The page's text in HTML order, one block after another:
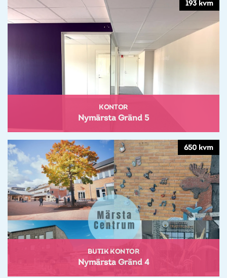
193 kvm
KONTOR
Nymärsta Gränd 5
650 kvm
BUTIK KONTOR
Nymärsta Gränd 4